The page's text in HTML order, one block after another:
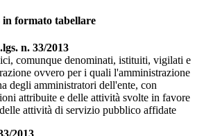
formato tabellare
n. 33/2013
comunque denominati, istituiti, vigilati e
ovvero per i quali l'amministrazione
degli amministratori dell'ente, con
attribuite e delle attività svolte in favore
attività di servizio pubblico affidate